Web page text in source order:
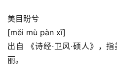
美目盼兮
[měi mù pàn xī]
出自 《诗经·卫风·硕人》，
丽。